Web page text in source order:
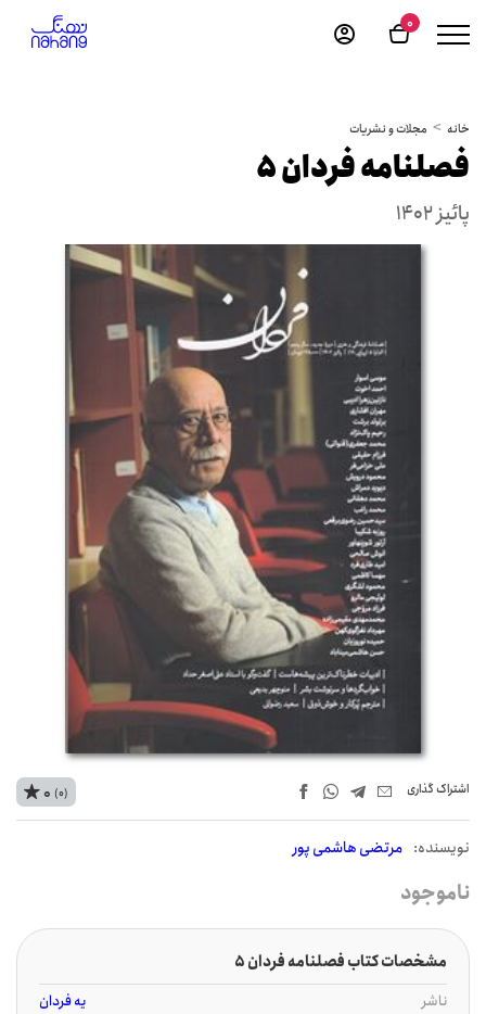
0
خانه مجلات و نشریات
فصلنامه فردان 5
پائیز 1402
اشتراک‌ گذاری
نويسنده: مرتضی هاشمی پور
0 (0)
ناموجود
مشخصات کتاب فصلنامه فردان 5
ناشر
یه فردان